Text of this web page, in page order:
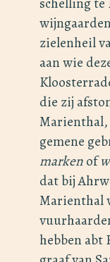
zielenheil
aan wie
die zij
Marienthal,
gemene
markenof
dat bij
Marienthal
hebben abt